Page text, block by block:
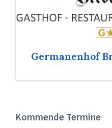
Germanenhof
Kommende Termine